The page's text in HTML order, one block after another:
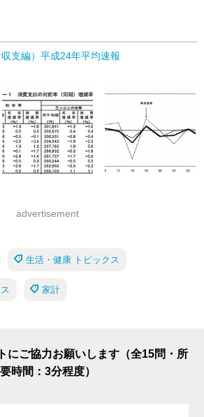
支編）平成24年平均速報
advertisement
生活・健康 トピックス
家計
にご協力お願いします（全15問・所
要時間：3分程度）